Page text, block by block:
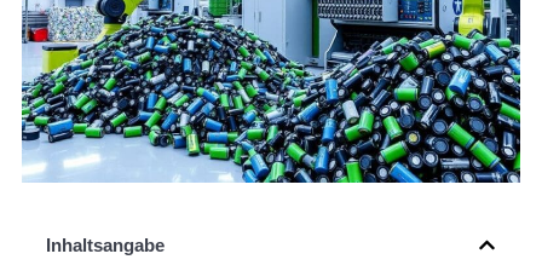
Inhaltsangabe